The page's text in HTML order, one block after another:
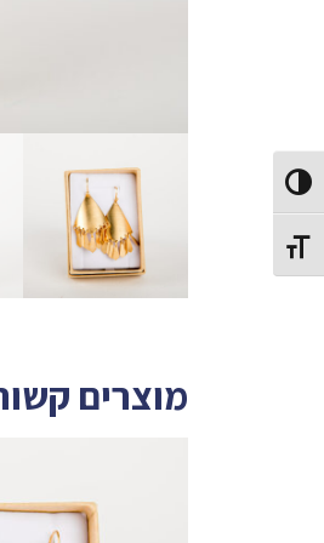
Toggle High Contrast
Toggle Font size
מוצרים